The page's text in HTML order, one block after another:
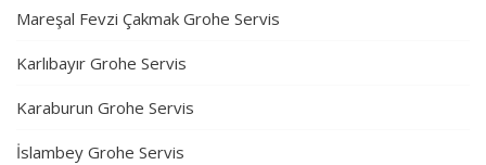
Mareşal Fevzi Çakmak Grohe Servis
Karlıbayır Grohe Servis
Karaburun Grohe Servis
İslambey Grohe Servis